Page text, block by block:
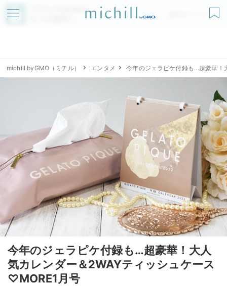
アプリでmichillが
無料ダウンロード
michill byGMO（ミチル） エンタメ 今年のジェラピケ付録も…超豪華！
今年のジェラピケ付録も…超豪華！大人
気カレンダー＆2WAYティッシュケース
♡MORE1月号